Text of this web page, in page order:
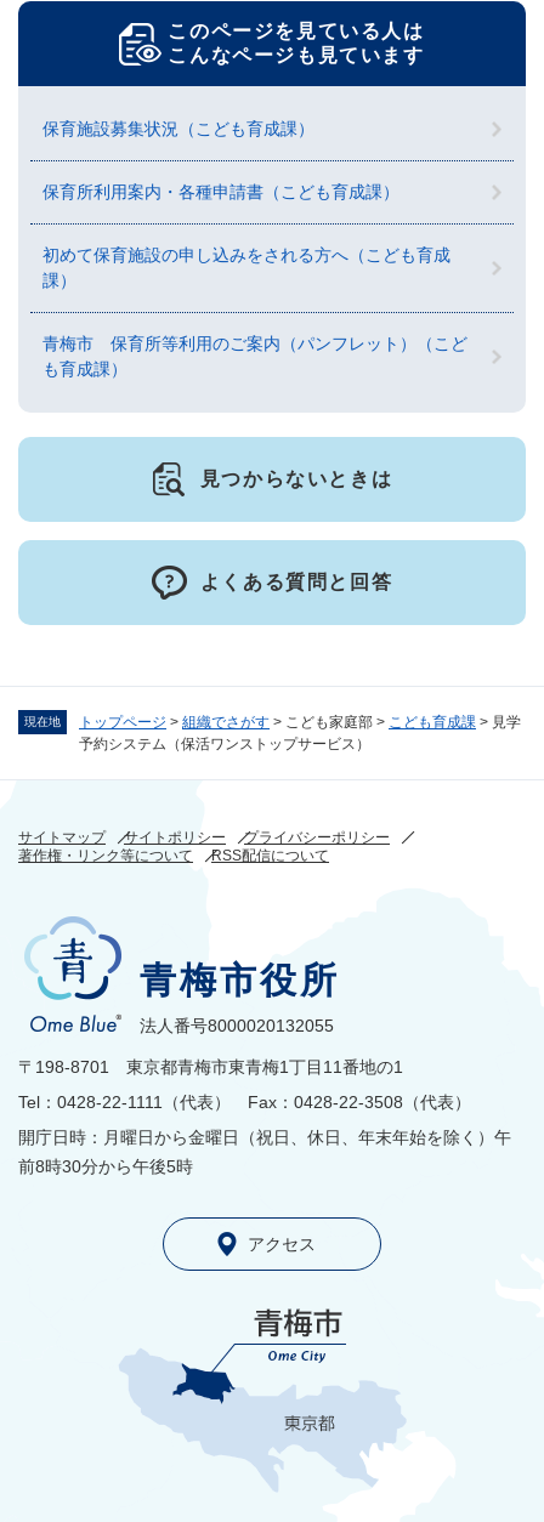
現在地 トップページ > 組織でさがす > こども家庭部 > こども育成課 > 見学
予約システム（保活ワンストップサービス）
このページを見ている人は
こんなページも見ています
保育施設募集状況（こども育成課）
保育所利用案内・各種申請書（こども育成課）
初めて保育施設の申し込みをされる方へ（こども育成
課）
青梅市 保育所等利用のご案内（パンフレット）（こど
も育成課）
見つからないときは
よくある質問と回答
サイトマップ サイトポリシー
プライバシーポリシー
著作権・リンク等について
RSS配信について
青梅市役所
法人番号8000020132055
〒198-8701 東京都青梅市東青梅1丁目11番地の1
Tel：0428-22-1111（代表） Fax：0428-22-3508（代表）
開庁日時：月曜日から金曜日（祝日、休日、年末年始を除く）午
前8時30分から午後5時
アクセス